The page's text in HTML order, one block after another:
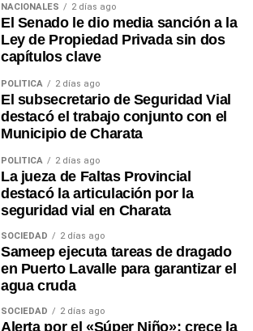
NACIONALES 2 días ago
El Senado le dio media sanción a la
Ley de Propiedad Privada sin dos
capítulos clave
POLÍTICA 2 días ago
El subsecretario de Seguridad Vial
destacó el trabajo conjunto con el
Municipio de Charata
POLÍTICA 2 días ago
La jueza de Faltas Provincial
destacó la articulación por la
seguridad vial en Charata
SOCIEDAD 2 días ago
Sameep ejecuta tareas de dragado
en Puerto Lavalle para garantizar el
agua cruda
SOCIEDAD 2 días ago
Alerta por el «Súper Niño»: crece la